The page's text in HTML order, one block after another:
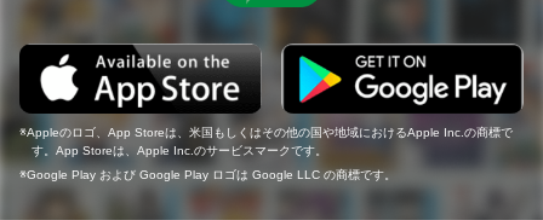
Appleのロゴ、App Storeは、米国もしくはその他の国や地域におけるApple Inc.の商標で
す。App Storeは、Apple Inc.のサービスマークです。
Google Play および Google Play ロゴは Google LLC の商標です。